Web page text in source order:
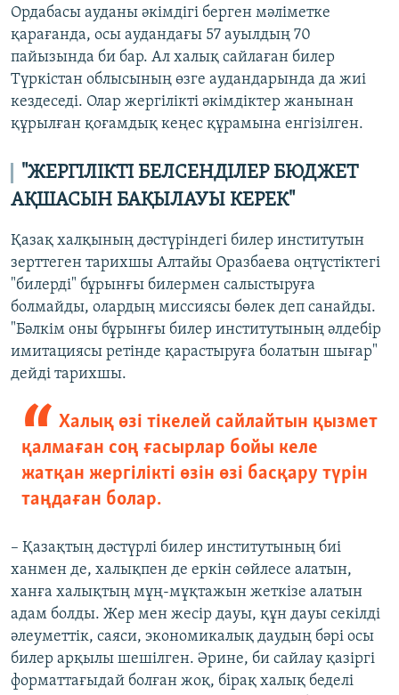
Ордабасы ауданы әкімдігі берген мәліметке
қарағанда, осы аудандағы 57 ауылдың 70
пайызында би бар. Ал халық сайлаған билер
Түркістан облысының өзге аудандарында да жиі
кездеседі. Олар жергілікті әкімдіктер жанынан
құрылған қоғамдық кеңес құрамына енгізілген.
"ЖЕРГІЛІКТІ БЕЛСЕНДІЛЕР БЮДЖЕТ
АҚШАСЫН БАҚЫЛАУЫ КЕРЕК"
Қазақ халқының дәстүріндегі билер институтын
зерттеген тарихшы Алтайы Оразбаева оңтүстіктегі
"билерді" бұрынғы билермен салыстыруға
болмайды, олардың миссиясы бөлек деп санайды.
"Бәлкім оны бұрынғы билер институтының әлдебір
имитациясы ретінде қарастыруға болатын шығар"
дейді тарихшы.
Халық өзі тікелей сайлайтын қызмет
қалмаған соң ғасырлар бойы келе
жатқан жергілікті өзін өзі басқару түрін
таңдаған болар.
– Қазақтың дәстүрлі билер институтының биі
ханмен де, халықпен де еркін сөйлесе алатын,
ханға халықтың мұң-мұқтажын жеткізе алатын
адам болды. Жер мен жесір дауы, құн дауы секілді
әлеуметтік, саяси, экономикалық даудың бәрі осы
билер арқылы шешілген. Әрине, би сайлау қазіргі
форматтағыдай болған жоқ, бірақ халық беделі